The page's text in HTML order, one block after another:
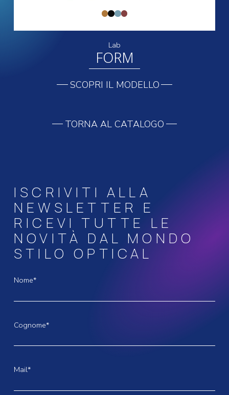
Lab
FORM
SCOPRI IL MODELLO
TORNA AL CATALOGO
ISCRIVITI ALLA
NEWSLETTER E
RICEVI TUTTE LE
NOVITÀ DAL MONDO
STILO OPTICAL
Nome*
Cognome*
Mail*